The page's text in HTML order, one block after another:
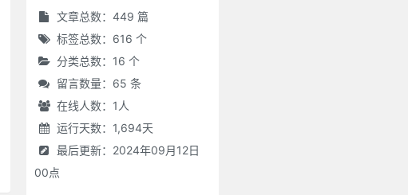
文章总数：449 篇
标签总数：616 个
分类总数：16 个
留言数量：65 条
在线人数： 1 人
运行天数：1,694天
最后更新：2024年09月12日
00点